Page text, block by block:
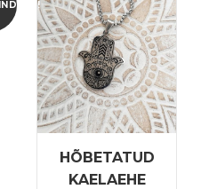
HÕBETATUD
KAELAEHE